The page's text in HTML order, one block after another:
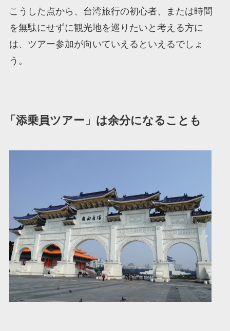
こうした点から、台湾旅行の初心者、または時間
を無駄にせずに観光地を巡りたいと考える方に
は、ツアー参加が向いていえるといえるでしょ
う。
「添乗員ツアー」は余分になることも